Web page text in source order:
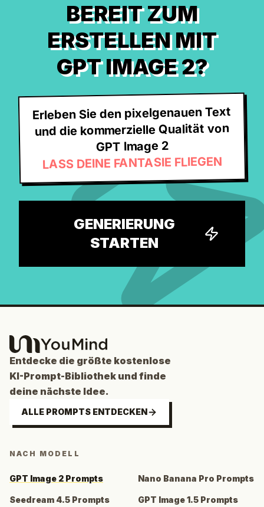
BEREIT ZUM
ERSTELLEN MIT
GPT IMAGE 2?
Erleben Sie den pixelgenauen Text
und die kommerzielle Qualität von
GPT Image 2
LASS DEINE FANTASIE FLIEGEN
GENERIERUNG
STARTEN
Entdecke die größte kostenlose
KI-Prompt-Bibliothek und finde
deine nächste Idee.
ALLE PROMPTS ENTDECKEN
NACH MODELL
GPT Image 2 Prompts Nano Banana Pro Prompts
Seedream 4.5 Prompts GPT Image 1.5 Prompts